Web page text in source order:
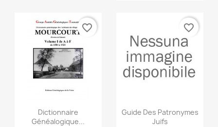
Anteprima
Dictionnaire
Généalogique...
favorite_border
Anteprima
Guide Des Patronymes
Juifs
favorite_border